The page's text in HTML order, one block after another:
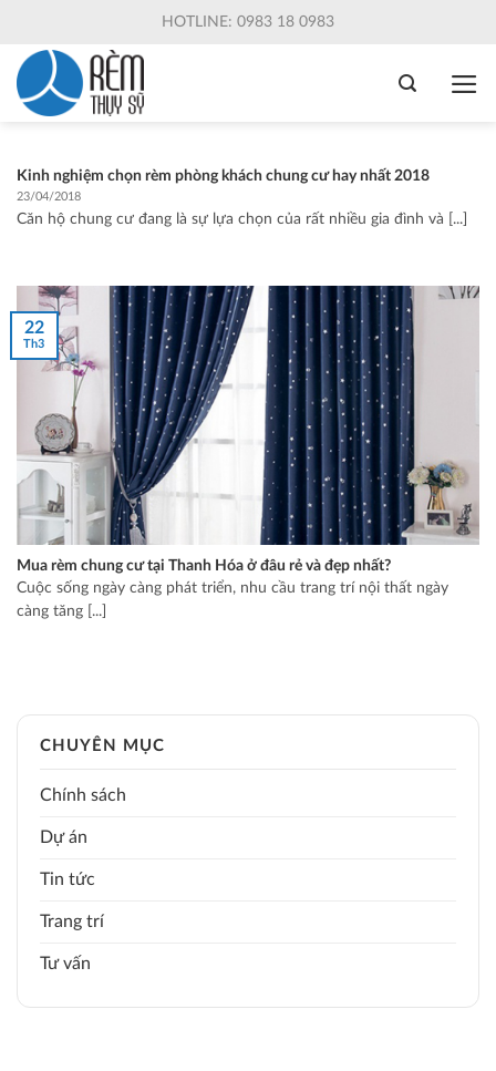
content
HOTLINE: 0983 18 0983
Kinh nghiệm chọn rèm phòng khách chung cư hay nhất 2018
23/04/2018
Căn hộ chung cư đang là sự lựa chọn của rất nhiều gia đình và [...]
Mua rèm chung cư tại Thanh Hóa ở đâu rẻ và đẹp nhất?
Cuộc sống ngày càng phát triển, nhu cầu trang trí nội thất ngày
càng tăng [...]
22
Th3
CHUYÊN MỤC
Chính sách
Dự án
Tin tức
Trang trí
Tư vấn